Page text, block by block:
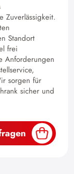
Zuverlässigkeit.
Standort
frei
Anforderungen
sorgen für
sicher und